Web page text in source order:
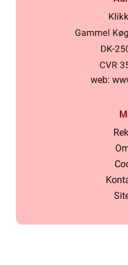
web: